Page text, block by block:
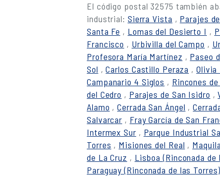
El código postal 32575 también
industrial: Sierra Vista , Parajes
Santa Fe , Lomas del Desierto I ,
Francisco , Urbivilla del Campo ,
Profesora María Martínez , Paseo
Sol ,Carlos Castillo Peraza , Olivia
Campanario 4 Siglos , Rincones
del Cedro , Parajes de San Isidro ,
Alamo ,Cerrada San Ángel ,
Salvarcar , Fray García de San
Intermex Sur , Parque Industrial
Torres , Misiones del Real ,
de La Cruz , Lisboa (Rinconada de
Paraguay (Rinconada de las Torres)